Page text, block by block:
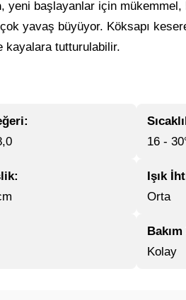
, yeni başlayanlar için
yavaş büyüyor. Köksapı
kayalara tutturulabilir.
16 -
Işık
Orta
Kolay